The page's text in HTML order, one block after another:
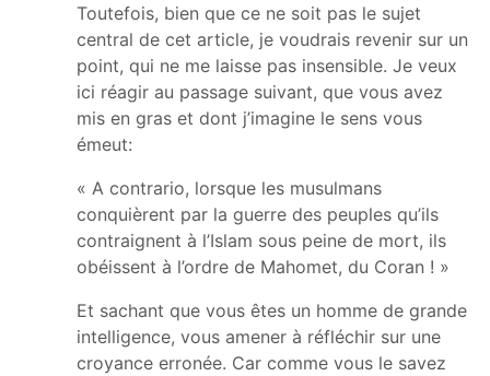
Toutefois, bien que ce ne soit pas le sujet
central de cet article, je voudrais revenir sur un
point, qui ne me laisse pas insensible. Je veux
ici réagir au passage suivant, que vous avez
mis en gras et dont j’imagine le sens vous
émeut:
« A contrario, lorsque les musulmans
conquièrent par la guerre des peuples qu’ils
contraignent à l’Islam sous peine de mort, ils
obéissent à l’ordre de Mahomet, du Coran ! »
Et sachant que vous êtes un homme de grande
intelligence, vous amener à réfléchir sur une
croyance erronée. Car comme vous le savez